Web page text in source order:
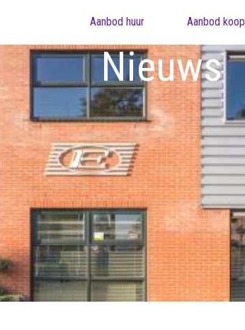
Aanbod huur Aanbod koop
Nieuws